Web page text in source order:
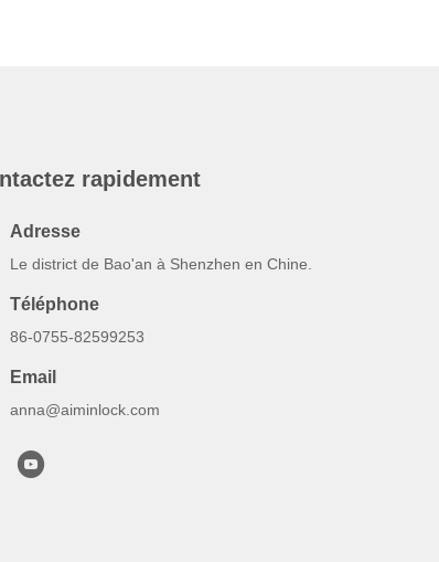
rapidement
Adresse
Le district de Bao'an à Shenzhen en Chine.
Téléphone
86-0755-82599253
Email
anna@aiminlock.com